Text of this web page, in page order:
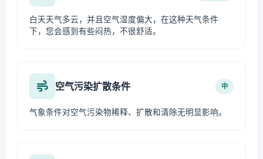
白天天气多云，并且空气湿度偏大，在这种天气条件
下，您会感到有些闷热，不很舒适。
空气污染扩散条件 中
气象条件对空气污染物稀释、扩散和清除无明显影响。